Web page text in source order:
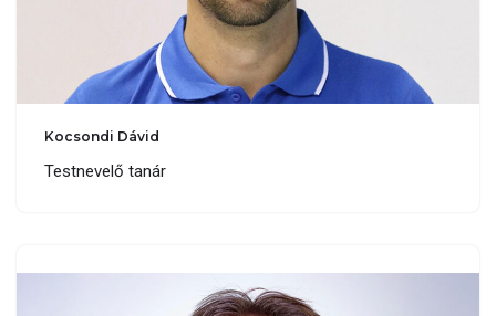
Kocsondi Dávid
Testnevelő tanár